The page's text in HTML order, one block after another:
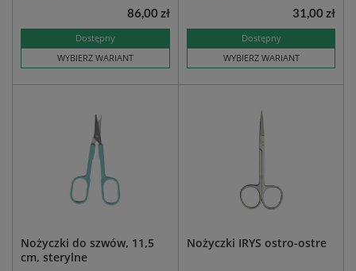
Dostępny
WYBIERZ WARIANT
86,00 zł
Dostępny
WYBIERZ WARIANT
31,00 zł
Nożyczki do szwów, 11,5
cm, sterylne
Nożyczki IRYS ostro-ostre